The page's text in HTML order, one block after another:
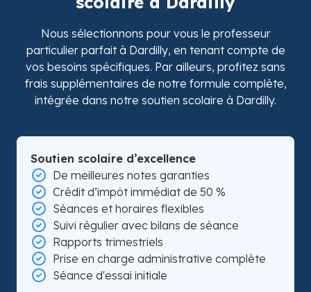
Nous sélectionnons pour vous le professeur
particulier parfait à Dardilly, en tenant compte de
vos besoins spécifiques. Par ailleurs, profitez sans
frais supplémentaires de notre formule complète,
intégrée dans notre soutien scolaire à Dardilly.
Soutien scolaire d’excellence
De meilleures notes garanties
Crédit d’impôt immédiat de 50 %
Séances et horaires flexibles
Suivi régulier avec bilans de séance
Rapports trimestriels
Prise en charge administrative complète
Séance d'essai initiale